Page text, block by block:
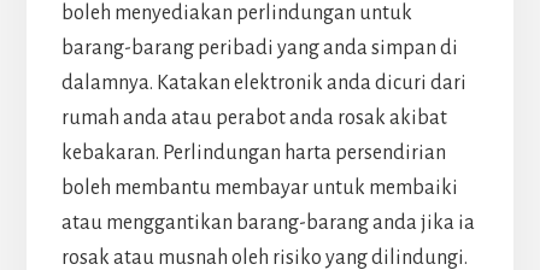
boleh menyediakan perlindungan untuk
barang-barang peribadi yang anda simpan di
dalamnya. Katakan elektronik anda dicuri dari
rumah anda atau perabot anda rosak akibat
kebakaran. Perlindungan harta persendirian
boleh membantu membayar untuk membaiki
atau menggantikan barang-barang anda jika ia
rosak atau musnah oleh risiko yang dilindungi.